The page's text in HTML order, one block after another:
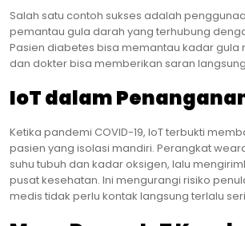
Salah satu contoh sukses adalah
pemantau gula darah yang terhubung
Pasien diabetes bisa memantau kadar gula
dan dokter bisa memberikan saran
IoT dalam
Ketika pandemi COVID-19, IoT terbukti
pasien yang isolasi mandiri. Perangkat
suhu tubuh dan kadar oksigen, lalu
pusat kesehatan. Ini mengurangi risiko
medis tidak perlu kontak langsung terlalu